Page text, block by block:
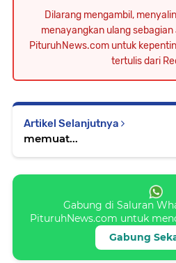
Dilarang mengambil,
menayangkan ulang
PituruhNews.com untuk
tertulis dari
Artikel Selanjutnya
memuat...
Gabung di Saluran
PituruhNews.com untuk
Gabung